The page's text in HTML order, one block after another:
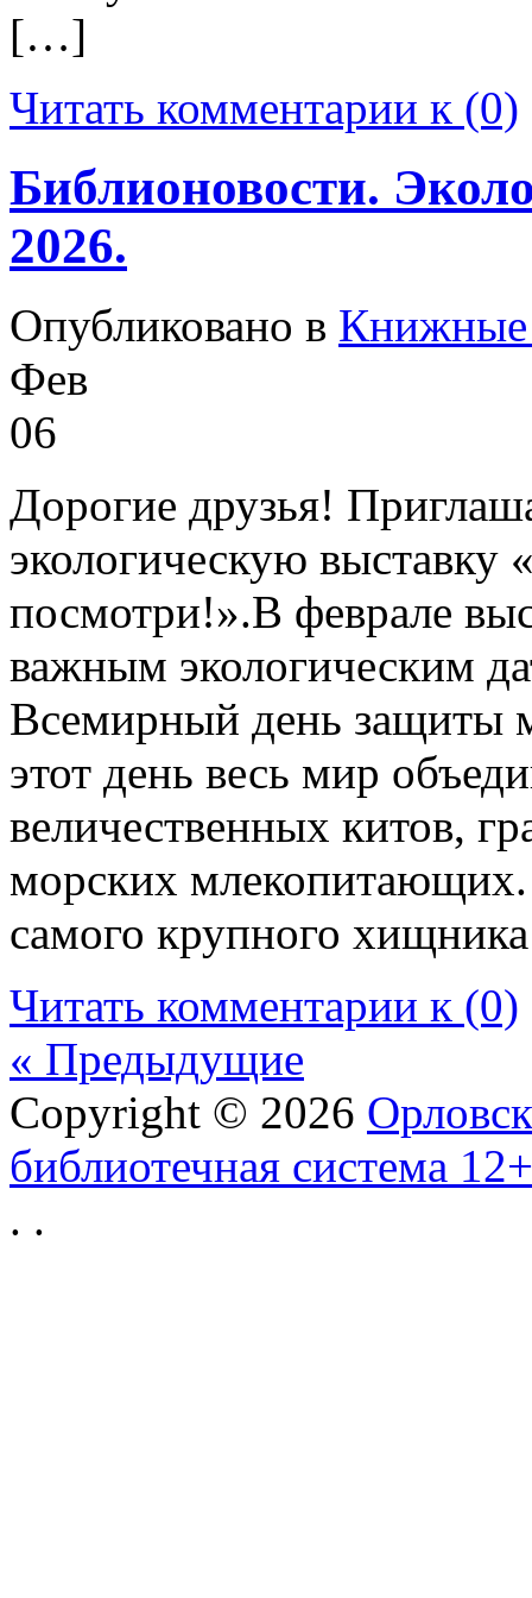
[…]
Читать комментарии к (0)
Библионовости.
2026.
Опубликовано в Книжные
Фев
06
Дорогие друзья!
экологическую выставку
посмотри!».В феврале
важным экологическим
Всемирный день защиты
этот день весь мир
величественных китов,
морских
самого крупного
Читать комментарии к (0)
« Предыдущие
Copyright © 2026
библиотечная система 12+
. .